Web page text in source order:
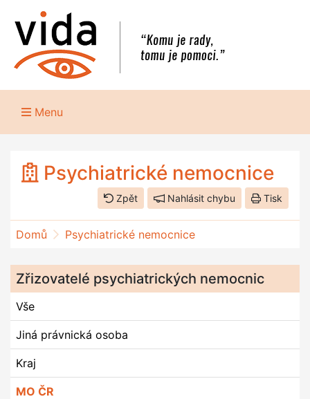
Menu
Psychiatrické nemocnice
Zpět Nahlásit chybu Tisk
Domů Psychiatrické nemocnice
Zřizovatelé psychiatrických nemocnic
Vše
Jiná právnická osoba
Kraj
MO ČR